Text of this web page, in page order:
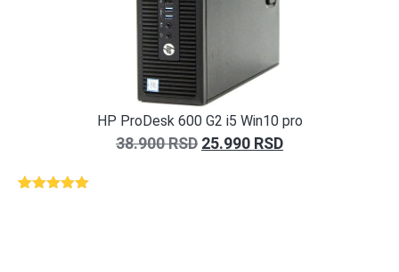
HP ProDesk 600 G2 i5 Win10 pro
38.900RSD 25.990 RSD